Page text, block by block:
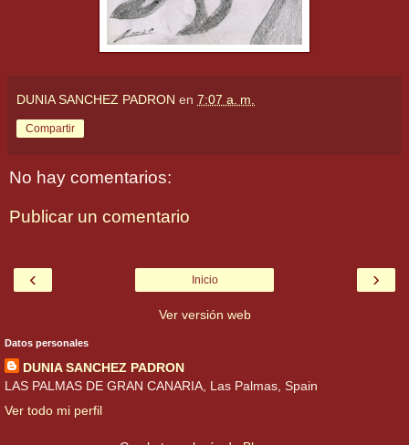
DUNIA SANCHEZ PADRON en 7:07 a. m.
Compartir
No hay comentarios:
Publicar un comentario
‹ ›
Inicio
Ver versión web
Datos personales
DUNIA SANCHEZ PADRON
LAS PALMAS DE GRAN CANARIA, Las Palmas, Spain
Ver todo mi perfil